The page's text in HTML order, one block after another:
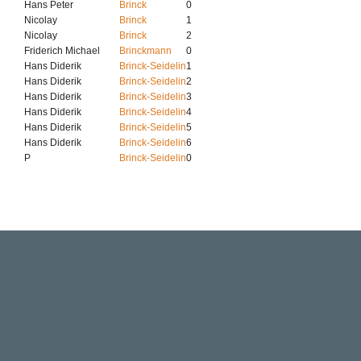
Hans Peter
Brinck
0
Nicolay
Brinck
1
Nicolay
Brinck
2
Friderich Michael
Brinckmann
0
Hans Diderik
Brinck-Seidelin1
Hans Diderik
Brinck-Seidelin2
Hans Diderik
Brinck-Seidelin3
Hans Diderik
Brinck-Seidelin4
Hans Diderik
Brinck-Seidelin5
Hans Diderik
Brinck-Seidelin6
P
Brinck-Seidelin0